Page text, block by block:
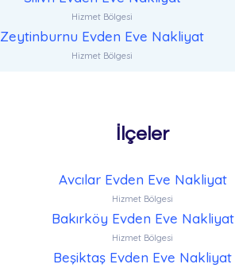
Hizmet Bölgesi
Zeytinburnu Evden Eve Nakliyat
Hizmet Bölgesi
İlçeler
Avcılar Evden Eve Nakliyat
Hizmet Bölgesi
Bakırköy Evden Eve Nakliyat
Hizmet Bölgesi
Beşiktaş Evden Eve Nakliyat